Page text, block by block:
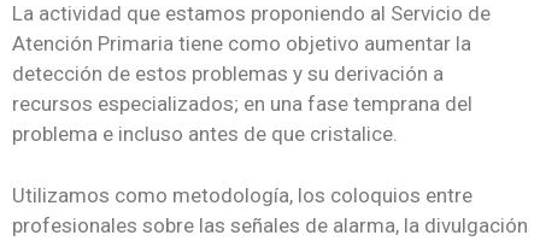
La actividad que estamos proponiendo al Servicio de
Atención Primaria tiene como objetivo aumentar la
detección de estos problemas y su derivación a
recursos especializados; en una fase temprana del
problema e incluso antes de que cristalice.
Utilizamos como metodología, los coloquios entre
profesionales sobre las señales de alarma, la divulgación